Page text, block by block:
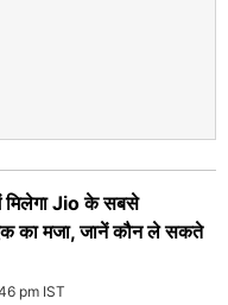
Jio के सबसे
का मजा, जानें कौन ले सकते
pm IST